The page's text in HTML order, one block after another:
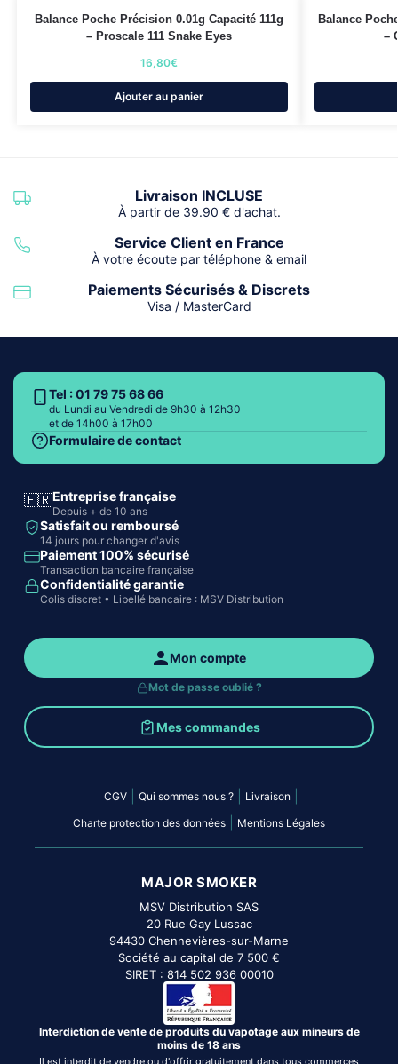
Balance Poche Précision 0.01g Capacité 111g
– Proscale 111 Snake Eyes
16,80€
Ajouter au panier
Balance
–
Livraison INCLUSE
À partir de 39.90 € d'achat.
Service Client en France
À votre écoute par téléphone & email
Paiements Sécurisés & Discrets
Visa / MasterCard
Tel : 01 79 75 68 66
du Lundi au Vendredi de 9h30 à 12h30
et de 14h00 à 17h00
Formulaire de contact
🇫🇷Entreprise française
Depuis + de 10 ans
Satisfait ou remboursé
14 jours pour changer d'avis
Paiement 100% sécurisé
Transaction bancaire française
Confidentialité garantie
Colis discret • Libellé bancaire : MSV Distribution
Mon compte
Mot de passe oublié ?
Mes commandes
CGV Qui sommes nous ? Livraison
Charte protection des données Mentions Légales
MAJOR SMOKER
MSV Distribution SAS
20 Rue Gay Lussac
94430 Chennevières-sur-Marne
Société au capital de 7 500 €
SIRET : 814 502 936 00010
Interdiction de vente de produits du vapotage aux mineurs de
moins de 18 ans